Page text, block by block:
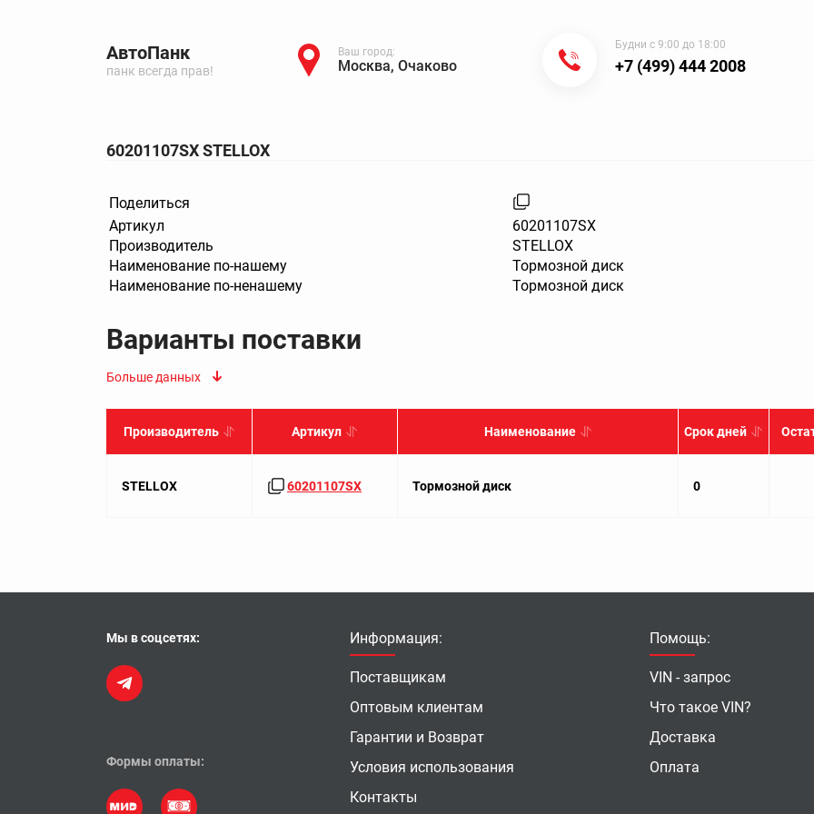
АвтоПанк
панк всегда прав!
Ваш город:
Москва, Очаково
Будни с 9:00 до 18:00
+7 (499) 444 2008
60201107SX STELLOX
Поделиться
Артикул
60201107SX
Производитель
STELLOX
Наименование по-нашему
Тормозной диск
Наименование по-ненашему
Тормозной диск
Варианты поставки
Больше данных
Производитель Артикул Наименование Срок дней
STELLOX 60201107SX Тормозной диск 0
Мы в соцсетях:
Формы оплаты:
Информация:
Поставщикам
Оптовым клиентам
Гарантии и Возврат
Условия использования
Контакты
Помощь:
VIN - запрос
Что такое VIN?
Доставка
Оплата